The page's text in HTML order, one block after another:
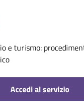
e turismo:
Accedi al servizio